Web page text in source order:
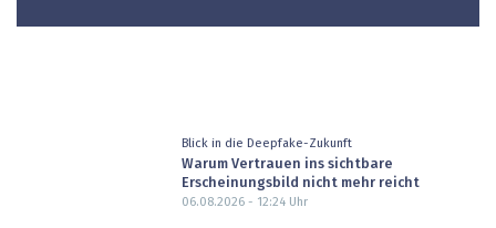
Blick in die Deepfake-Zukunft
Warum Vertrauen ins sichtbare
Erscheinungsbild nicht mehr reicht
06.08.2026 - 12:24Uhr